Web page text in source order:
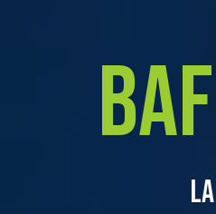
BAF
La